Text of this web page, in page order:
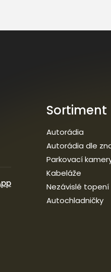
Sortiment
Autorádia
Autorádia dle
Parkovací
Kabeláže
Nezávislé topení
Autochladničky